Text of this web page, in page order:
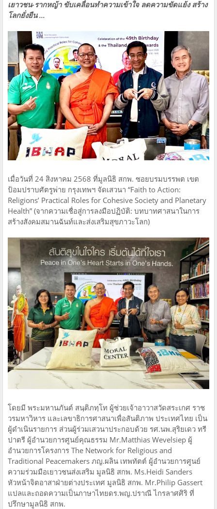
เยาวชน-รากหญ้า ขับเคลื่อนทำความเข้าใจ ลดความขัดแย้ง สร้าง
โลกยั่งยืน ...
เมื่อวันที่ 24 สิงหาคม 2568 ที่มูลนิธิ สกพ. ซอยบรมบรรพต เขต
ป้อมปราบศัตรูพ่าย กรุงเทพฯ จัดเสวนา “Faith to Action:
Religions’ Practical Roles for Cohesive Society and Planetary
Health” (จากความเชื่อสู่การลงมือปฏิบัติ: บทบาทศาสนาในการ
สร้างสังคมสมานฉันท์และส่งเสริมสุขภาวะโลก)
โดยมี พระมหานภันต์ สนฺติภทฺโท ผู้ช่วยเจ้าอาวาสวัดสระเกศ ราช
วรมหาวิหาร และเลขาธิการศาสนาเพื่อสันติภาพ ประเทศไทย เป็น
ผู้ดำเนินรายการ ส่วนผู้ร่วมเสวนาประกอบด้วย รศ.นพ.สุริยเดว ทรี
ปาตรี ผู้อำนวยการศูนย์คุณธรรม Mr.Matthias Wevelsiep ผู้
อำนวยการโครงการ The Network for Religious and
Traditional Peacemakers ภญ.ผลิน เทพทัตต์ ผู้อำนวยการศูนย์
ความร่วมมือเยาวชนส่งเสริม มูลนิธิ สกพ. Ms.Heidi Sanders
หัวหน้าจิตอาสาฝ่ายต่างประเทศ มูลนิธิ สกพ. Mr.Philip Gassert
แปลและถอดความเป็นภาษาไทยดร.พญ.ปราณี ไกรลาศศิริ ที่
ปรึกษามูลนิธิ สกพ.